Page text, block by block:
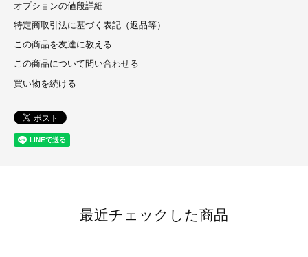
オプションの値段詳細
特定商取引法に基づく表記（返品等）
この商品を友達に教える
この商品について問い合わせる
買い物を続ける
最近チェックした商品